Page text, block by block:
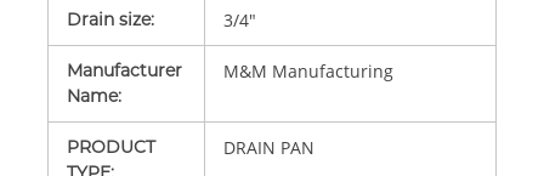
Drain size: 3/4"
Manufacturer
Name:
M&M Manufacturing
PRODUCT
DRAIN PAN